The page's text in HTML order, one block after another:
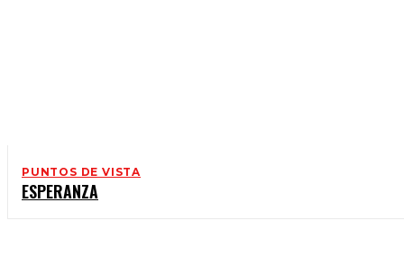
PUNTOS DE VISTA
ESPERANZA